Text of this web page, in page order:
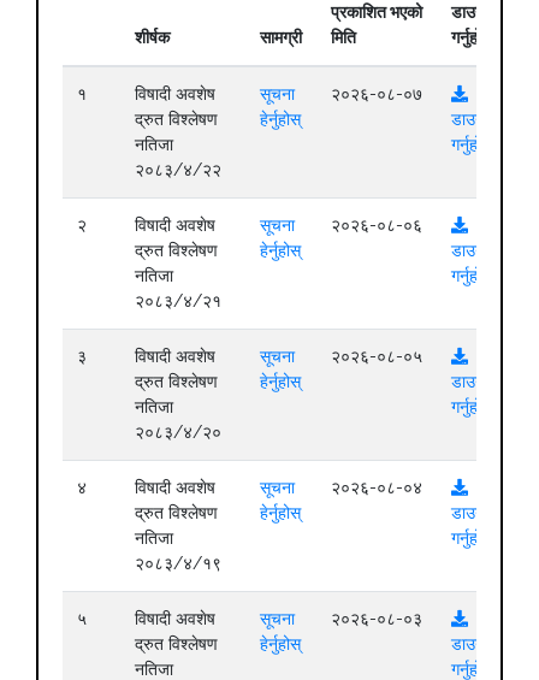
शीर्षक सामग्री
प्रकाशित भएको
मिति
डाउनलोड
गर्नुहोस्
१
विषादी अवशेष
द्रुत विश्लेषण
नतिजा
२०८३/४/२२
सूचना
हेर्नुहोस्
२०२६-०८-०७
डाउनलोड
गर्नुहोस्
२
विषादी अवशेष
द्रुत विश्लेषण
नतिजा
२०८३/४/२१
सूचना
हेर्नुहोस्
२०२६-०८-०६
डाउनलोड
गर्नुहोस्
३
विषादी अवशेष
द्रुत विश्लेषण
नतिजा
२०८३/४/२०
सूचना
हेर्नुहोस्
२०२६-०८-०५
डाउनलोड
गर्नुहोस्
४
विषादी अवशेष
द्रुत विश्लेषण
नतिजा
२०८३/४/१९
सूचना
हेर्नुहोस्
२०२६-०८-०४
डाउनलोड
गर्नुहोस्
५
विषादी अवशेष
द्रुत विश्लेषण
नतिजा
सूचना
हेर्नुहोस्
२०२६-०८-०३
डाउनलोड
गर्नुहोस्